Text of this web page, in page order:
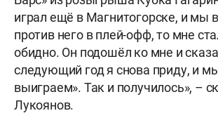
играл ещё в Магнитогорске, и мы
против него в плей-офф, то мне
обидно. Он подошёл ко мне и
следующий год я снова приду, и
выиграем». Так и получилось», –
Лукоянов.